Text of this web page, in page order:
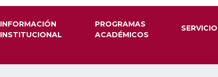
INFORMACIÓN
INSTITUCIONAL
PROGRAMAS
ACADÉMICOS